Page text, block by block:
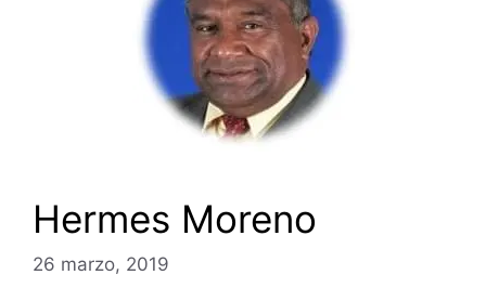
Hermes Moreno
26 marzo, 2019